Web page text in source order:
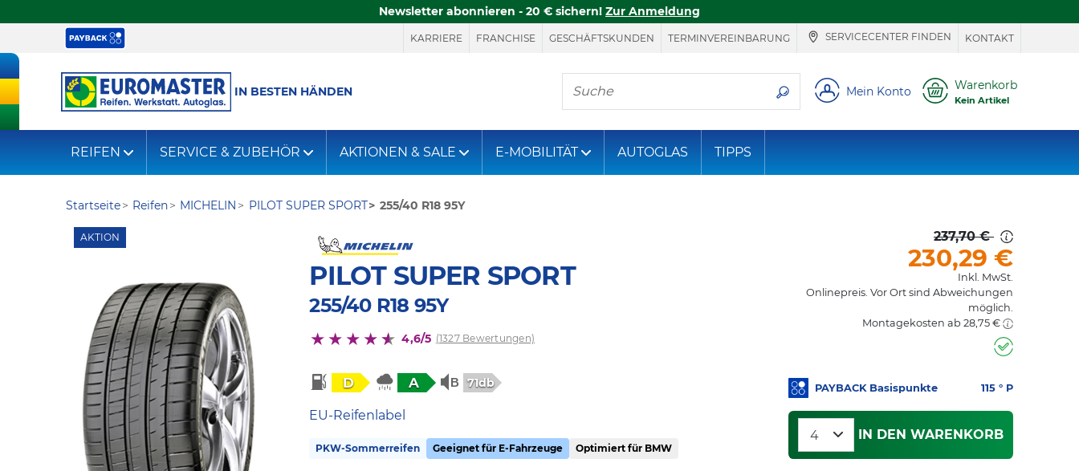
Newsletter abonnieren - 20 € sichern! Zur Anmeldung
KARRIERE FRANCHISE GESCHÄFTSKUNDEN TERMINVEREINBARUNG SERVICECENTER FINDEN KONTAKT
IN BESTEN HÄNDEN
Hier finden Sie, was Sie suchen
Mein Konto Warenkorb
Kein Artikel
REIFEN SERVICE & ZUBEHÖR AKTIONEN & SALE E-MOBILITÄT AUTOGLAS TIPPS
Startseite Reifen MICHELIN PILOT SUPER SPORT 255/40 R18 95Y
AKTION
PILOT SUPER SPORT
255/40 R18 95Y
4,6/5 (1327 Bewertungen)
D A 71db
EU-Reifenlabel
PKW-Sommerreifen Geeignet für E-Fahrzeuge Optimiert für BMW
237,70 €
230,29 €
Inkl. MwSt.
Onlinepreis. Vor Ort sind Abweichungen
möglich.
Montagekosten ab 28,75 €
PAYBACK Basispunkte 115 ° P
IN DEN WARENKORB